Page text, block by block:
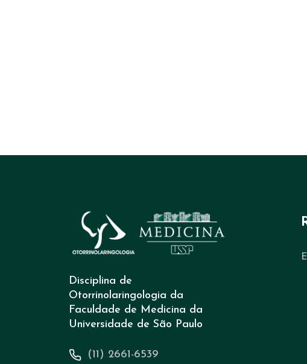
Disciplina de
Otorrinolaringologia da
Faculdade de Medicina da
Universidade de São Paulo
(11) 2661-6539